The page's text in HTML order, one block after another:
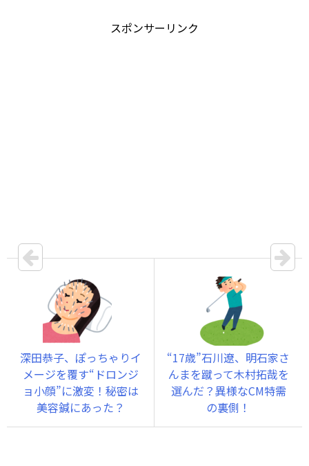
スポンサーリンク
深田恭子、ぽっちゃりイ
メージを覆す“ドロンジ
ョ小顔”に激変！秘密は
美容鍼にあった？
“17歳”石川遼、明石家さ
んまを蹴って木村拓哉を
選んだ？異様なCM特需
の裏側！